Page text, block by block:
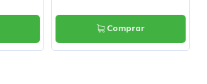
Comprar